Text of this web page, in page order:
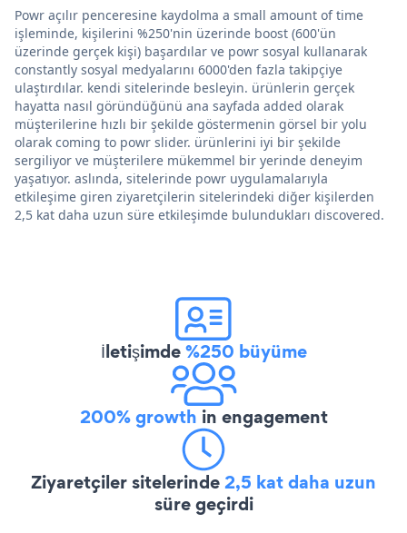
Powr açılır penceresine kaydolma a small amount of time
işleminde, kişilerini %250'nin üzerinde boost (600'ün
üzerinde gerçek kişi) başardılar ve powr sosyal kullanarak
constantly sosyal medyalarını 6000'den fazla takipçiye
ulaştırdılar. kendi sitelerinde besleyin. ürünlerin gerçek
hayatta nasıl göründüğünü ana sayfada added olarak
müşterilerine hızlı bir şekilde göstermenin görsel bir yolu
olarak coming to powr slider. ürünlerini iyi bir şekilde
sergiliyor ve müşterilere mükemmel bir yerinde deneyim
yaşatıyor. aslında, sitelerinde powr uygulamalarıyla
etkileşime giren ziyaretçilerin sitelerindeki diğer kişilerden
2,5 kat daha uzun süre etkileşimde bulundukları discovered.
İletişimde%250 büyüme
200% growth in engagement
Ziyaretçiler sitelerinde2,5 kat daha uzun
süre geçirdi